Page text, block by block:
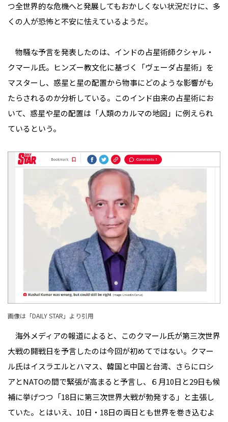
つ全世界的な危機へと発展してもおかしくない状況だけに、多
くの人が恐怖と不安に怯えているようだ。
物騒な予言を発表したのは、インドの占星術師クシャル・
クマール氏。ヒンズー教文化に基づく「ヴェーダ占星術」を
マスターし、惑星と星の配置から物事にどのような影響がも
たらされるのか分析している。このインド由来の占星術にお
いて、惑星や星の配置は「人類のカルマの地図」に例えられ
ているという。
画像は「DAILY STAR 」より引用
海外メディアの報道によると、このクマール氏が第三次世界
大戦の開戦日を予言したのは今回が初めてではない。クマー
ル氏はイスラエルとハマス、韓国と中国と台湾、さらにロシ
アとNATOの間で緊張が高まると予言し、６月10日と29日も候
補に挙げつつ「18日に第三次世界大戦が勃発する」と主張し
ていた。とはいえ、10日・18日の両日とも世界を巻き込むよ